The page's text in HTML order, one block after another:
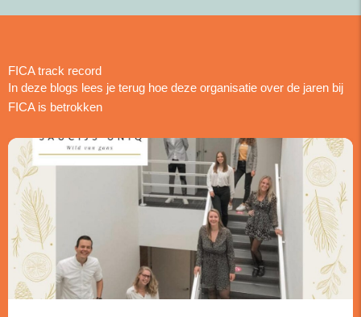
FICA track record
In deze blogs lees je terug hoe deze organisatie over de jaren bij
FICA is betrokken